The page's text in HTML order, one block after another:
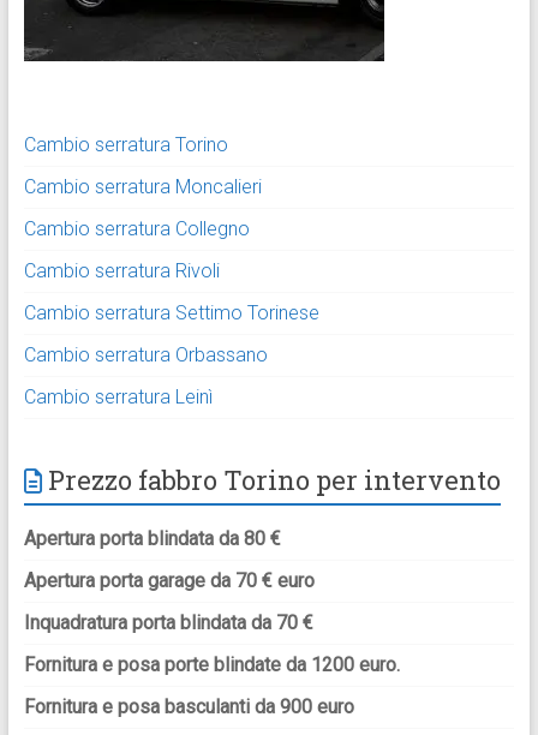
Cambio serratura Torino
Cambio serratura Moncalieri
Cambio serratura Collegno
Cambio serratura Rivoli
Cambio serratura Settimo Torinese
Cambio serratura Orbassano
Cambio serratura Leinì
Prezzo fabbro Torino per intervento
Apertura porta blindata da 80 €
Apertura porta garage da 70 € euro
Inquadratura porta blindata da 70 €
Fornitura e posa porte blindate da 1200 euro.
Fornitura e posa basculanti da 900 euro